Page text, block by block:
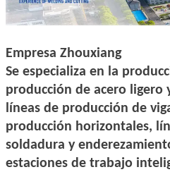
Empresa Zhouxiang
Se especializa en la
producción de acero ligero
líneas de producción de
producción horizontales,
soldadura y
estaciones de trabajo